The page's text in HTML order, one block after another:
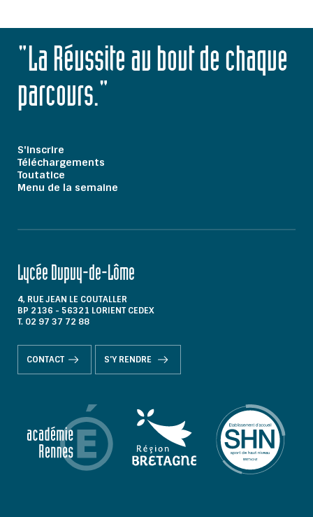
"La Réussite au bout de chaque
parcours."
S'inscrire
Téléchargements
Toutatice
Menu de la semaine
Lycée Dupuy-de-Lôme
4, RUE JEAN LE COUTALLER
BP 2136 - 56321 LORIENT CEDEX
T. 02 97 37 72 88
CONTACT S'Y RENDRE